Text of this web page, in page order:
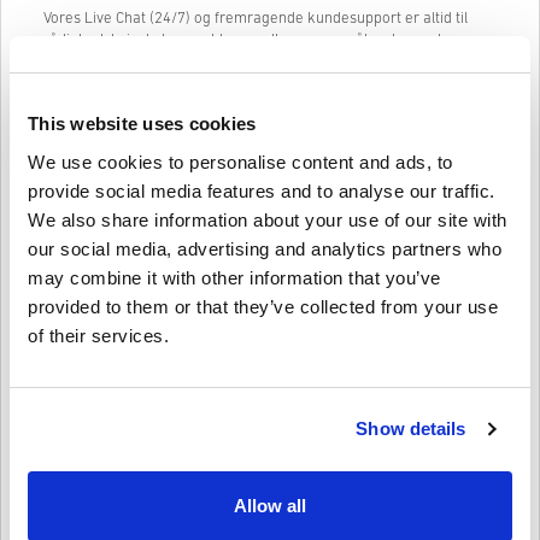
This website uses cookies
We use cookies to personalise content and ads, to
provide social media features and to analyse our traffic.
We also share information about your use of our site with
our social media, advertising and analytics partners who
may combine it with other information that you’ve
provided to them or that they’ve collected from your use
of their services.
Show details
Allow all
Vores Live Chat (24/7) og fremragende kundesupport er altid til
rådighed, hvis du har problemer eller spørgsmål vedrørende
formularer, vi kræver kun en e-mailadresse og en gyldig
USD fra livecards.net hurtig og nemt.
Sådan fungerer det på Livecards.net
Ny på Livecards.net? Det er hurtigt og nemt at købe digitale koder:
Køb som anses for at være til kommerciel brug, vil ikke
Hvis du oplever problemer med et køb, bedes du kontakte
09-11-2025